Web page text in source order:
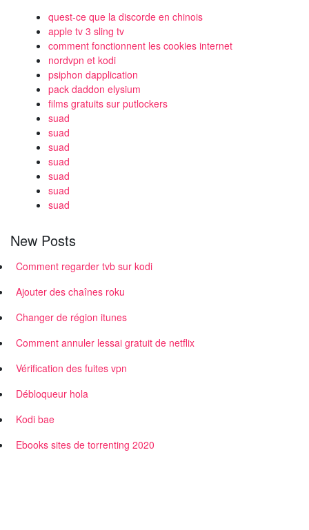
quest-ce que la discorde en chinois
apple tv 3 sling tv
comment fonctionnent les cookies internet
nordvpn et kodi
psiphon dapplication
pack daddon elysium
films gratuits sur putlockers
suad
suad
suad
suad
suad
suad
suad
New Posts
Comment regarder tvb sur kodi
Ajouter des chaînes roku
Changer de région itunes
Comment annuler lessai gratuit de netflix
Vérification des fuites vpn
Débloqueur hola
Kodi bae
Ebooks sites de torrenting 2020